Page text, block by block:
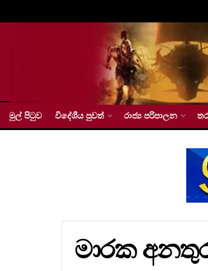
මුල් පිටුව විදේශීය පුවත් රාජ්‍ය පරිපාලන
මාරක